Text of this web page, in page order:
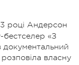
році Андерсон
бестселер «З
власну